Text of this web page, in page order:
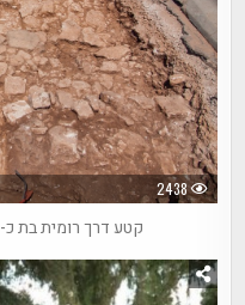
2438
קטע דרך רומית בת כ-1800 שנה נחשפה בירושלים